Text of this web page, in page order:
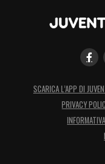
SCARICA L’APP DI
PRIVACY